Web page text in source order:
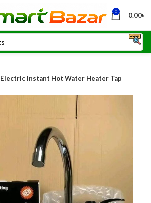
0 0.00৳
Electric Instant Hot Water Heater Tap